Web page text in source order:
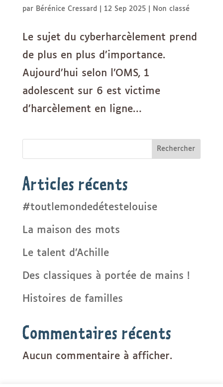
par Bérénice Cressard 12 Sep 2025| Non classé
Le sujet du cyberharcèlement prend
de plus en plus d’importance.
Aujourd’hui selon l’OMS, 1
adolescent sur 6 est victime
d’harcèlement en ligne…
Rechercher
Articles récents
#toutlemondedétestelouise
La maison des mots
Le talent d’Achille
Des classiques à portée de mains !
Histoires de familles
Commentaires récents
Aucun commentaire à afficher.